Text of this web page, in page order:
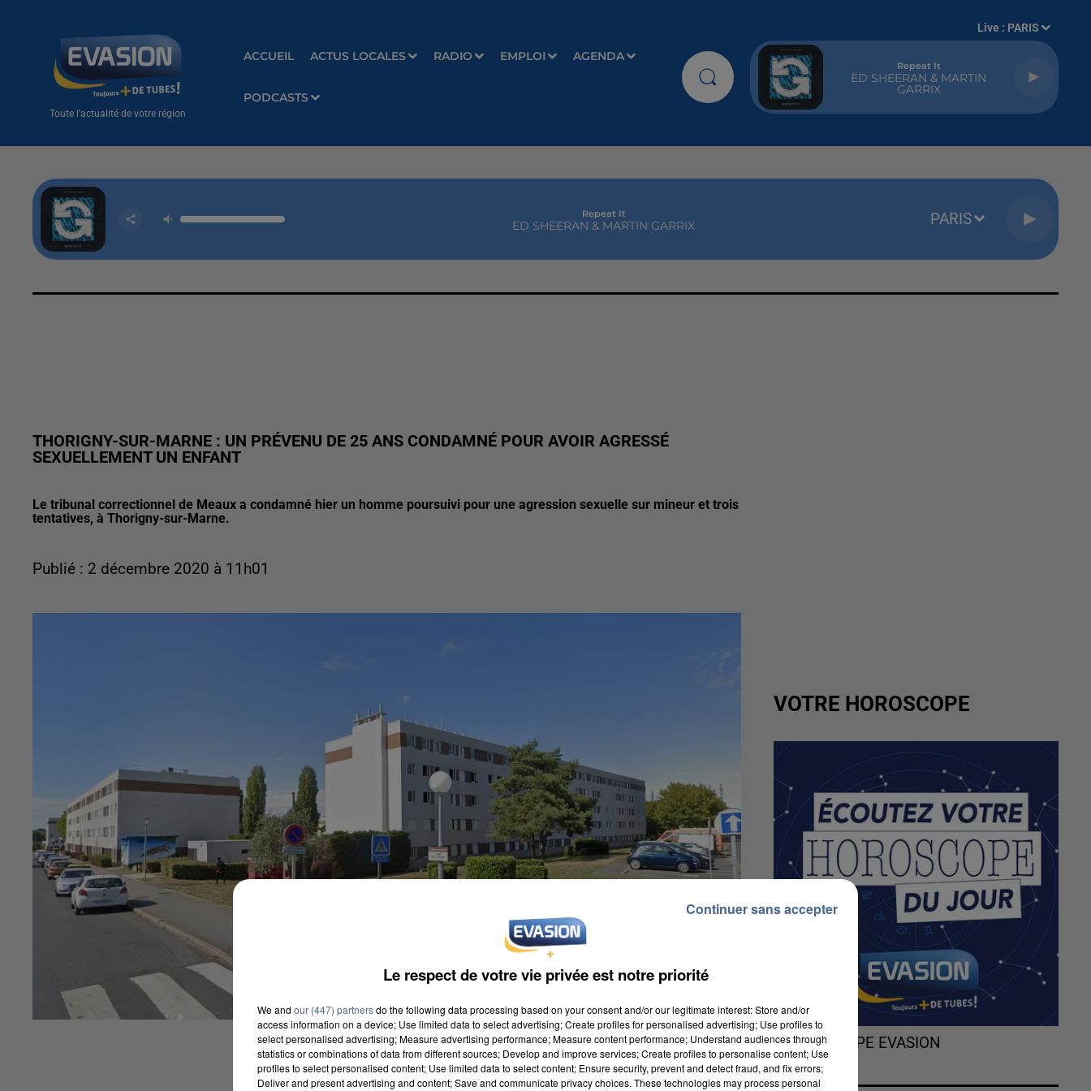
Toute l'actualité de votre région
ACCUEIL ACTUS LOCALES RADIO EMPLOI AGENDA
PODCASTS
Live : PARIS
Repeat It
ED SHEERAN & MARTIN
GARRIX
Repeat It
ED SHEERAN & MARTIN GARRIX PARIS
THORIGNY-SUR-MARNE : UN PRÉVENU DE 25 ANS CONDAMNÉ POUR AVOIR AGRESSÉ
SEXUELLEMENT UN ENFANT
Le tribunal correctionnel de Meaux a condamné hier un homme poursuivi pour une agression sexuelle sur mineur et trois
tentatives, à Thorigny-sur-Marne.
Publié : 2 décembre 2020 à 11h01
VOTRE HOROSCOPE
L'HOROSCOPE EVASION
Le respect de votre vie privée est notre priorité
We and our (447) partnersdo the following data processing based on your consent and/or our legitimate interest: Store and/or
access information on a device; Use limited data to select advertising; Create profiles for personalised advertising; Use profiles to
select personalised advertising; Measure advertising performance; Measure content performance; Understand audiences through
statistics or combinations of data from different sources; Develop and improve services; Create profiles to personalise content; Use
profiles to select personalised content; Use limited data to select content; Ensure security, prevent and detect fraud, and fix errors;
Deliver and present advertising and content; Save and communicate privacy choices. These technologies may process personal
Continuer sans accepter